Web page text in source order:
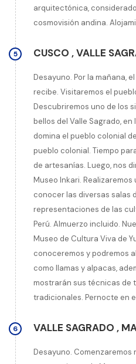
arquitectónica,
cosmovisión andina.
5 CUSCO ,VALLE
Desayuno. Por la mañana,
recibe. Visitaremos el
Descubriremos uno de los
bellos del Valle Sagrado,
domina el pueblo colonial
pueblo colonial. Tiempo
de artesanías. Luego, nos
Museo Inkari.
conocer las diversas salas
representaciones de las
Perú. Almuerzo incluido.
Museo de Cultura Viva de
conoceremos y podremos
como llamas y alpacas,
mostrarán sus técnicas de
tradicionales. Pernocte en
6 VALLE SAGRADO ,
Desayuno. Comenzaremos